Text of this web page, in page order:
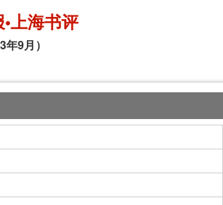
上海书评
年9月）